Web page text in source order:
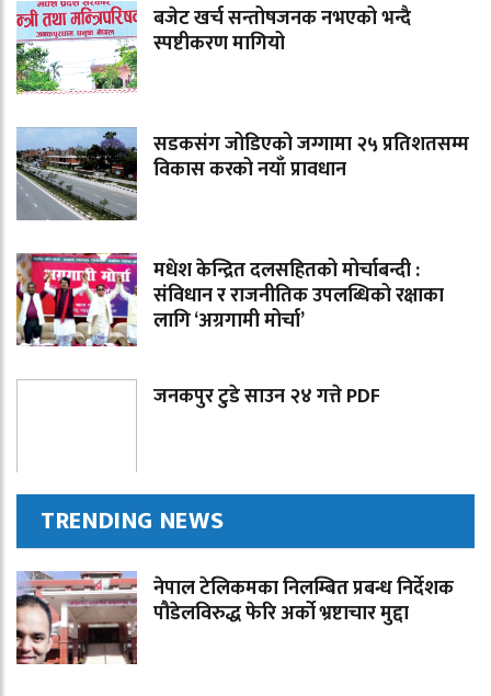
बजेट खर्च सन्तोषजनक नभएको भन्दै
स्पष्टीकरण मागियो
सडकसंग जोडिएको जग्गामा २५ प्रतिशतसम्म
विकास करको नयाँ प्रावधान
मधेश केन्द्रित दलसहितको मोर्चाबन्दी :
संविधान र राजनीतिक उपलब्धिको रक्षाका
लागि ‘अग्रगामी मोर्चा’
जनकपुर टुडे साउन २४ गत्ते PDF
TRENDING NEWS
नेपाल टेलिकमका निलम्बित प्रबन्ध निर्देशक
पौडेलविरुद्ध फेरि अर्को भ्रष्टाचार मुद्दा